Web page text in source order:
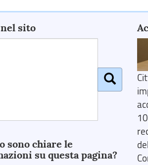
sito
sono chiare le
su questa pagina?